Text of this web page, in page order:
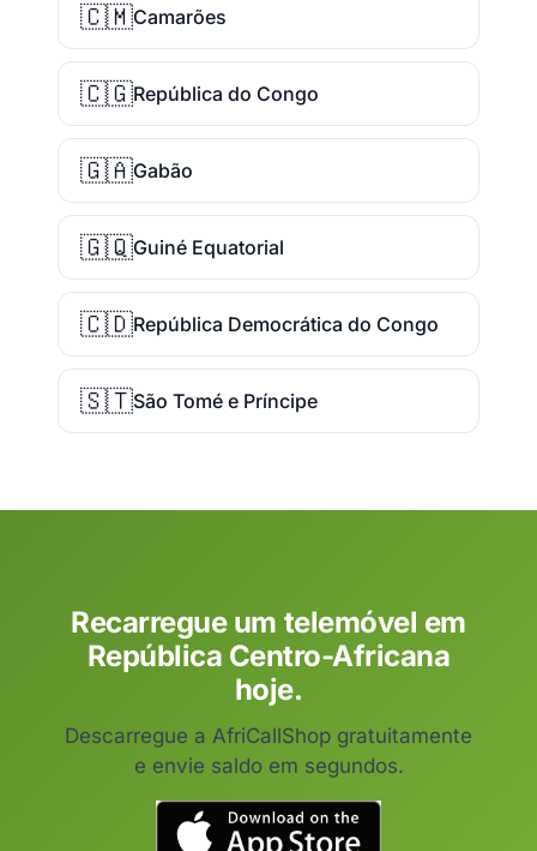
🇨🇲Camarões
🇨🇬República do Congo
🇬🇦Gabão
🇬🇶Guiné Equatorial
🇨🇩República Democrática do Congo
🇸🇹São Tomé e Príncipe
Recarregue um telemóvel em
República Centro-Africana
hoje.
Descarregue a AfriCallShop gratuitamente
e envie saldo em segundos.